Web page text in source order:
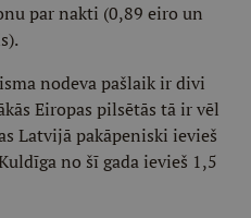
par nakti (0,89 eiro un
nodeva pašlaik ir divi
Eiropas pilsētās tā ir vēl
Latvijā pakāpeniski ievieš
no šī gada ievieš 1,5